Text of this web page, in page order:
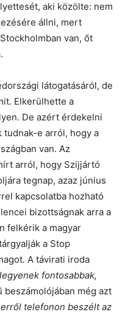
aki közölte: nem
állni, mert
van, őt
látogatásáról, de
Elkerülhette a
De azért érdekelni
tudnak-e arról, hogy a
van. Az
arról, hogy Szijjártó
tegnap, azaz június
kapcsolatba hozható
bizottságnak arra a
felkérik a magyar
a Stop
. A távirati iroda
fontosabbak,
beszámolójában még azt
telefonon beszélt az